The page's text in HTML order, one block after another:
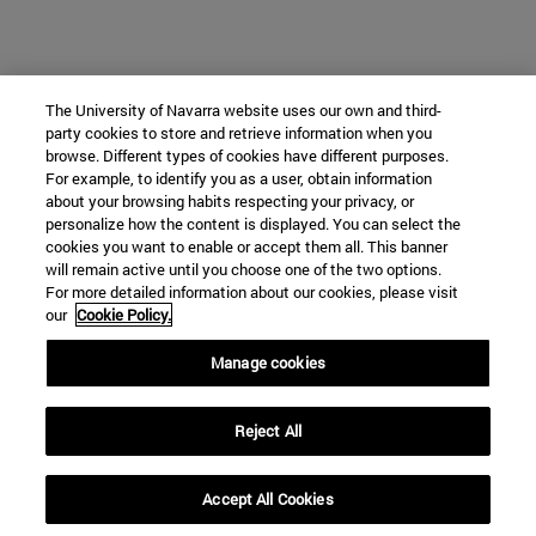
The University of Navarra website uses our own and third-
party cookies to store and retrieve information when you
browse. Different types of cookies have different purposes.
For example, to identify you as a user, obtain information
about your browsing habits respecting your privacy, or
personalize how the content is displayed. You can select the
cookies you want to enable or accept them all. This banner
will remain active until you choose one of the two options.
For more detailed information about our cookies, please visit
our Cookie Policy.
Manage cookies
Reject All
Accept All Cookies